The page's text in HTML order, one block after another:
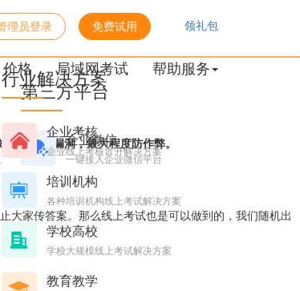
理员登录 免费试用 领礼包
第三方平台
企业微信
一键接入企业微信平台
行业解决方案
企业考核
企业线上考核晋升解决方案
培训机构
各种培训机构线上考试解决方案
学校高校
学校大规模线上考试解决方案
教育教学
价格 局域网考试 帮助服务
住作弊漏洞，最大程度防作弊。
大家传答案。那么线上考试也是可以做到的，我们随机出